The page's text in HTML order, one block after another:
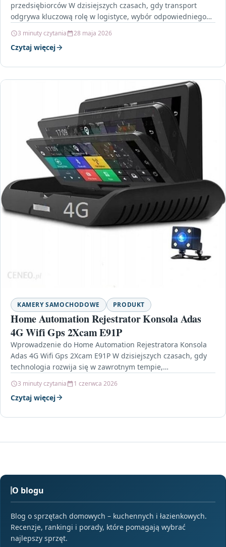
przedsiębiorców W dzisiejszych czasach, gdy transport
odgrywa kluczową rolę w logistyce, wybór odpowiedniego
3 minuty czytania 28 maja 2026
Czytaj więcej
KAMERY SAMOCHODOWE PRODUKT
Home Automation Rejestrator Konsola Adas
4G Wifi Gps 2Xcam E91P
Wprowadzenie do Home Automation Rejestratora Konsola
Adas 4G Wifi Gps 2Xcam E91P W dzisiejszych czasach, gdy
technologia rozwija się w zawrotnym tempie,
3 minuty czytania 1 czerwca 2026
Czytaj więcej
O blogu
Blog o sprzętach domowych – kuchennych i łazienkowych.
Recenzje, rankingi i porady, które pomagają wybrać
najlepszy sprzęt.